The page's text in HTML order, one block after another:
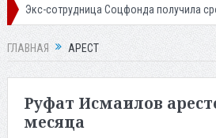
Соцфонда получила срок за обман
ГЛАВНАЯ АРЕСТ
Руфат Исмаилов
месяца